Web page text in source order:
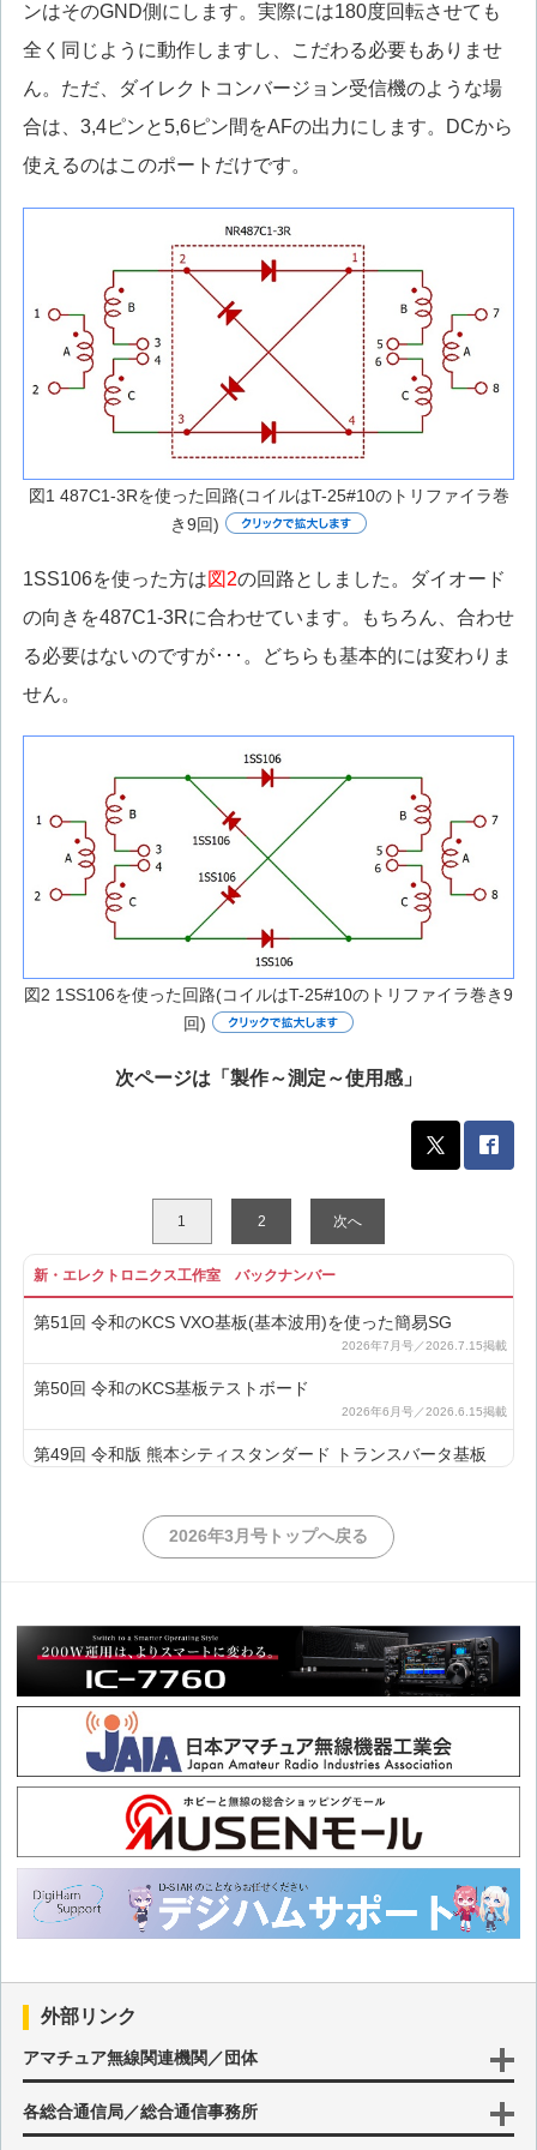
ンはそのGND側にします。実際には180度回転させても
全く同じように動作しますし、こだわる必要もありませ
ん。ただ、ダイレクトコンバージョン受信機のような場
合は、3,4ピンと5,6ピン間をAFの出力にします。DCから
使えるのはこのポートだけです。
図1 487C1-3Rを使った回路(コイルはT-25#10のトリファイラ巻
き9回)
1SS106を使った方は図2の回路としました。ダイオード
の向きを487C1-3Rに合わせています。もちろん、合わせ
る必要はないのですが･･･。どちらも基本的には変わりま
せん。
図2 1SS106を使った回路(コイルはT-25#10のトリファイラ巻き9
回)
次ページは「製作～測定～使用感」
1 2 次へ
新・エレクトロニクス工作室 バックナンバー
第51回 令和のKCS VXO基板(基本波用)を使った簡易SG
第50回 令和のKCS基板テストボード
第49回 令和版 熊本シティスタンダード トランスバータ基板
第48回 令和のKCS VXO基板(逓倍用)を使った簡易SG
第46回 令和版 熊本シティスタンダードSSBジェネレータ
第45回 クリスタルフィルタチェッカ その2
第44回 クリスタルフィルタチェッカ その1
第43回 基板で作るクリスタルフィルタ
第42回 基板で作るアッテネータ その2
第41回 疑似音声用アンプ＆スピーカ
第40回 50MHz用ミニリニア(その1 2SC1970)
第39回 基板で作るアッテネータ その1
2026年3月号トップへ戻る
外部リンク
アマチュア無線関連機関／団体
各総合通信局／総合通信事務所